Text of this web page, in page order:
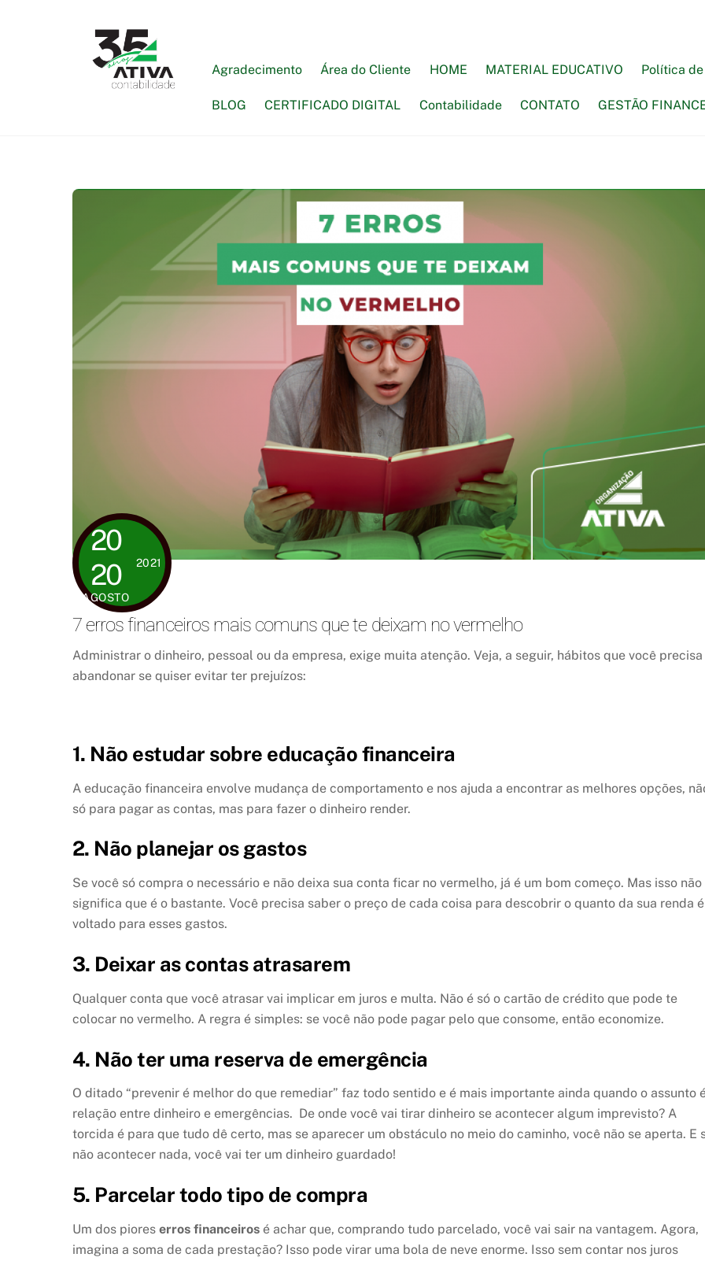
Agradecimento
Área do Cliente HOME MATERIAL EDUCATIVO Política
BLOG CERTIFICADO DIGITAL Contabilidade CONTATO GESTÃO
20
20
AGOSTO
2021
7 erros financeiros mais comuns que te deixam no vermelho
Administrar o dinheiro, pessoal ou da empresa, exige muita atenção. Veja, a seguir, hábitos que você precisa
abandonar se quiser evitar ter prejuízos:
1. Não estudar sobre educação financeira
A educação financeira envolve mudança de comportamento e nos ajuda a encontrar as melhores opções,
só para pagar as contas, mas para fazer o dinheiro render.
2. Não planejar os gastos
Se você só compra o necessário e não deixa sua conta ficar no vermelho, já é um bom começo. Mas isso não
significa que é o bastante. Você precisa saber o preço de cada coisa para descobrir o quanto da sua renda é
voltado para esses gastos.
3. Deixar as contas atrasarem
Qualquer conta que você atrasar vai implicar em juros e multa. Não é só o cartão de crédito que pode te
colocar no vermelho. A regra é simples: se você não pode pagar pelo que consome, então economize.
4. Não ter uma reserva de emergência
O ditado “prevenir é melhor do que remediar” faz todo sentido e é mais importante ainda quando o assunto
relação entre dinheiro e emergências. De onde você vai tirar dinheiro se acontecer algum imprevisto? A
torcida é para que tudo dê certo, mas se aparecer um obstáculo no meio do caminho, você não se aperta. E
não acontecer nada, você vai ter um dinheiro guardado!
5. Parcelar todo tipo de compra
Um dos piores erros financeiros é achar que, comprando tudo parcelado, você vai sair na vantagem. Agora,
imagina a soma de cada prestação? Isso pode virar uma bola de neve enorme. Isso sem contar nos juros